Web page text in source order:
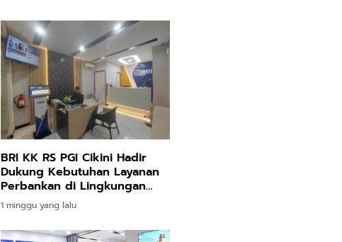
BRI KK RS PGI Cikini Hadir
Dukung Kebutuhan Layanan
Perbankan di Lingkungan
Rumah Sakit
1 minggu yang lalu